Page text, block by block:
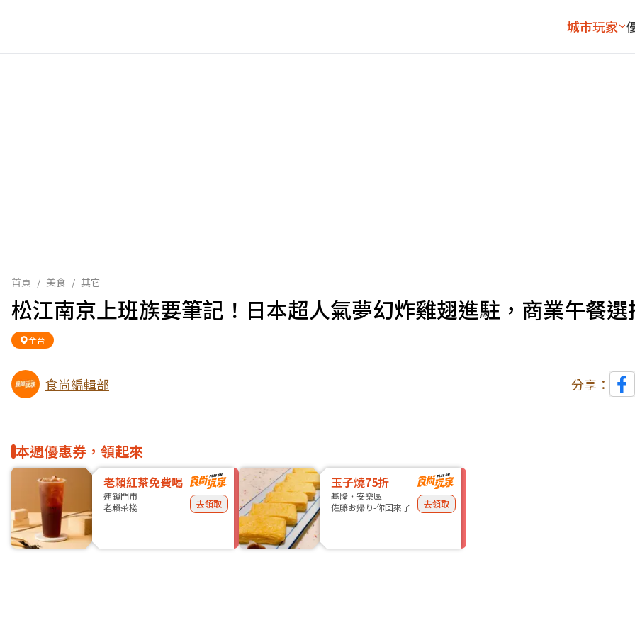
城市玩家
首頁 / 美食 / 其它
松江南京上班族要筆記！日本超人氣夢幻炸雞翅進駐，商業午餐選
全台
食尚編輯部 分享：
本週優惠券，領起來
老賴紅茶免費喝
連鎖門市
老賴茶棧
去領取
玉子燒75折
基隆・安樂區
佐藤お帰り-你回來了
去領取